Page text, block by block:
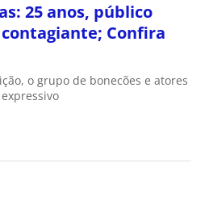
25 anos, público
Confira
o grupo de bonecões e atores